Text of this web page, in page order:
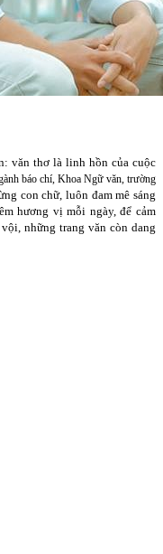
văn thơ là linh hồn của cuộc
báo chí, Khoa Ngữ văn, trường
con chữ, luôn đam mê sáng
hương vị mỗi ngày, để cảm
những trang văn còn dang